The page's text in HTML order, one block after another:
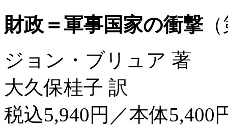
財政＝軍事国家の衝撃（
ジョン・ブリュア 著
大久保桂子 訳
税込5,940円／本体5,400